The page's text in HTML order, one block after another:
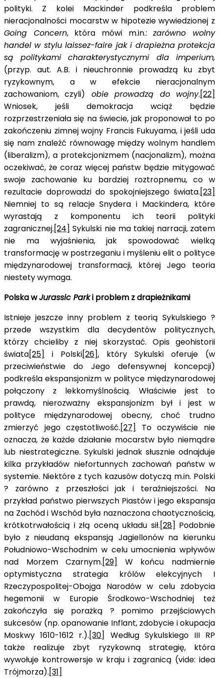
polityki. Z kolei Mackinder podkreśla problem
nieracjonalności mocarstw w hipotezie wywiedzionej z
Going Concern, która mówi m.in.:zarówno wolny
handel w stylu laissez-faire jak i drapieżna protekcja
są politykami charakterystycznymi dla imperium,
(przyp. aut. A.B. i nieuchronnie prowadzą ku zbyt
ryzykownym, a w efekcie nieracjonalnym
zachowaniom, czyli) obie prowadzą do wojny.[22]
Wniosek, jeśli demokracja wciąż będzie
rozprzestrzeniała się na świecie, jak proponował to po
zakończeniu zimnej wojny Francis Fukuyama, i jeśli uda
się nam znaleźć równowagę między wolnym handlem
(liberalizm), a protekcjonizmem (nacjonalizm), można
oczekiwać, że coraz więcej państw będzie mitygować
swoje zachowanie ku bardziej roztropnemu, co w
rezultacie doprowadzi do spokojniejszego świata.[23]
Niemniej to są relacje Snydera i Mackindera, które
wyrastają z komponentu ich teorii polityki
zagranicznej.[24] Sykulski nie ma takiej narracji, zatem
nie ma wyjaśnienia, jak spowodować wielką
transformację w postrzeganiu i myśleniu elit o polityce
międzynarodowej transformacji, której Jego teoria
niestety wymaga.
Polska wJurassic Parki problem z drapieżnikami
Istnieje jeszcze inny problem z teorią Sykulskiego ?
przede wszystkim dla decydentów politycznych,
którzy chcieliby z niej skorzystać. Opis geohistorii
świata[25] i Polski[26], który Sykulski oferuje (w
przeciwieństwie do Jego defensywnej koncepcji)
podkreśla ekspansjonizm w polityce międzynarodowej
połączony z lekkomyślnością. Właściwie jest to
prawdą, nierozważny ekspansjonizm był i jest w
polityce międzynarodowej obecny, choć trudno
zmierzyć jego częstotliwość.[27]
To oczywiście nie
oznacza, że każde działanie mocarstw było niemądre
lub niestrategiczne. Sykulski jednak słusznie odnajduje
kilka przykładów niefortunnych zachowań państw w
systemie. Niektóre z tych kazusów dotyczą m.in. Polski
? zarówno z przeszłości jak i teraźniejszości. Na
przykład państwo pierwszych Piastów i jego ekspansja
na Zachód i Wschód była naznaczona chaotycznością,
krótkotrwałością i złą oceną układu sił.[28] Podobnie
było z nieudaną ekspansją Jagiellonów na kierunku
Południowo-Wschodnim w celu umocnienia wpływów
nad Morzem Czarnym.[29]
W końcu nadmiernie
optymistyczna strategia królów elekcyjnych I
Rzeczypospolitej-Obojga Narodów w celu zdobycia
hegemonii w Europie Środkowo-Wschodniej też
zakończyła się porażką ? pomimo przejściowych
sukcesów (np. opanowanie Inflant, zdobycie i okupacja
Moskwy 1610-1612 r.).[30]
Według Sykulskiego III RP
także realizuje zbyt ryzykowną strategię, która
wywołuje kontrowersje w kraju i zagranicą (vide: idea
Trójmorza).[31]